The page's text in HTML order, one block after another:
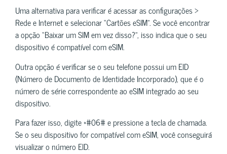
Uma alternativa para verificar é acessar as configurações >
Rede e Internet e selecionar “Cartões eSIM”. Se você encontrar
a opção “Baixar um SIM em vez disso?”, isso indica que o seu
dispositivo é compatível com eSIM.
Outra opção é verificar se o seu telefone possui um EID
(Número de Documento de Identidade Incorporado), que é o
número de série correspondente ao eSIM integrado ao seu
dispositivo.
Para fazer isso, digite *#06# e pressione a tecla de chamada.
Se o seu dispositivo for compatível com eSIM, você conseguirá
visualizar o número EID.